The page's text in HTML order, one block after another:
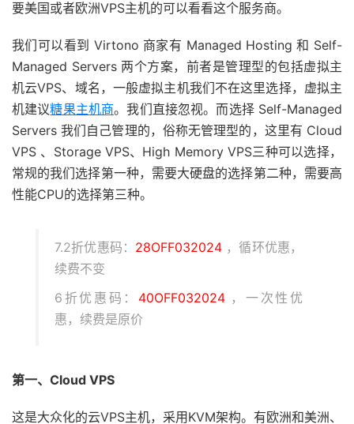
要美国或者欧洲VPS主机的可以看看这个服务商。
我们可以看到 Virtono 商家有 Managed Hosting 和 Self-
Managed Servers 两个方案，前者是管理型的包括虚拟主
机云VPS、域名，一般虚拟主机我们不在这里选择，虚拟主
机建议糖果主机商。我们直接忽视。而选择 Self-Managed
Servers 我们自己管理的，俗称无管理型的，这里有 Cloud
VPS 、Storage VPS、High Memory VPS三种可以选择，
常规的我们选择第一种，需要大硬盘的选择第二种，需要高
性能CPU的选择第三种。
7.2折优惠码： 28OFF032024 ，循环优惠，
续费不变
6折优惠码： 40OFF032024，一次性优
惠，续费是原价
第一、Cloud VPS
这是大众化的云VPS主机，采用KVM架构。有欧洲和美洲、